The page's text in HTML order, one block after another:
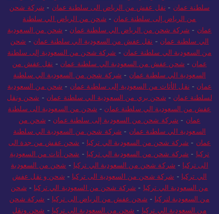
عمان- نقل عفش من الرياض الى سلطنة عمان- شحن من الرياض الى
سلطنة عمان- نقل عفش من الرياض الى سلطنة عمان-
شركة شحن
من الرياض إلى سلطنة عمان- شحن من الرياض الي سلطنة
عمان - شركة شحن من الرياض الي سلطنة عمان -شحن من السعودية
الي سلطنة عمان -نقل عفش من السعودية الي سلطنة عمان -شحن
من السعودية الي سلطنة عمان-شركة شحن من السعودية إلى سلطنة
عمان-شحن عفش من السعودية الي سلطنة عمان-نقل عفش من
السعودية الي سلطنة عمان-شركة شحن من السعودية الي سلطنة
عمان- نقل الأثاث من السعودية إلى سلطنة عمان- شحن من السعودية
لسلطنة عمان-شحن بري من السعودية الي سلطنة عمان-شحن ونقل
عفش من السعودية الي سلطنة عمان-شحن من السعودية الى سلطنة
عمان- شركة شحن من السعودية إلى سلطنة عمان- شحن من
السعودية الي سلطنة عمان-شركة شحن من السعودية الي سلطنة
عمان - شركة شحن من السعودية الي تركيا - شحن عفش من جدة الى
تركيا-شركة شحن من السعودية الي تركيا-شحن أثاث من السعودية
الى تركيا- شركة شحن من السعودية الي تركيا- شحن من السعودية
الي تركيا-شركة شحن من السعودية الى تركيا-شحن و نقل عفش
من السعودية الي تركيا-شركة شحن من السعودية الي تركيا- شحن
من السعودية لتركيا-شحن عفش من الرياض الى تركيا - شركة شحن